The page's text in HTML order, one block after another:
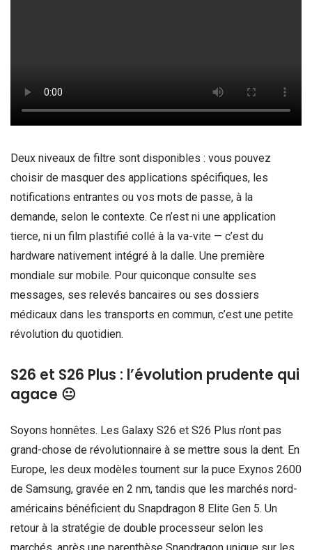
Deux niveaux de filtre sont disponibles : vous pouvez
choisir de masquer des applications spécifiques, les
notifications entrantes ou vos mots de passe, à la
demande, selon le contexte. Ce n’est ni une application
tierce, ni un film plastifié collé à la va-vite — c’est du
hardware nativement intégré à la dalle. Une première
mondiale sur mobile. Pour quiconque consulte ses
messages, ses relevés bancaires ou ses dossiers
médicaux dans les transports en commun, c’est une petite
révolution du quotidien.
S26 et S26 Plus : l’évolution prudente qui
agace 😐
Soyons honnêtes. Les Galaxy S26 et S26 Plus n’ont pas
grand-chose de révolutionnaire à se mettre sous la dent. En
Europe, les deux modèles tournent sur la puce Exynos 2600
de Samsung, gravée en 2 nm, tandis que les marchés nord-
américains bénéficient du Snapdragon 8 Elite Gen 5. Un
retour à la stratégie de double processeur selon les